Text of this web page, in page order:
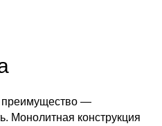
преимущество —
Монолитная конструкция